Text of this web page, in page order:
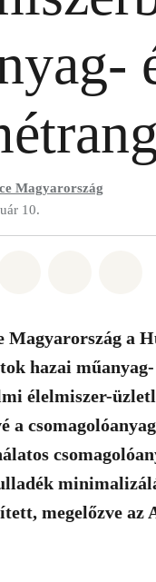
Magyarország
10.
Magyarország a
hazai
élelmiszer-
a
megelőzve az